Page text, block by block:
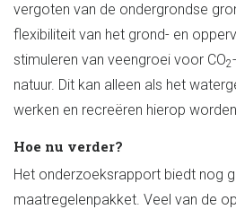
vergoten van de ondergrondse
flexibiliteit van het grond- en
stimuleren van veengroei voor CO2
natuur. Dit kan alleen als het
werken en recreëren hierop
Hoe nu verder?
Het onderzoeksrapport biedt nog
maatregelenpakket. Veel van de